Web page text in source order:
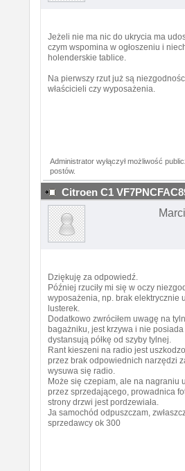
Jeżeli nie ma nic do ukrycia ma
czym wspomina w ogłoszeniu i
holenderskie tablice.
Na pierwszy rzut już są
właścicieli czy wyposażenia.
Administrator wyłączył możliwość
postów.
Citroen C1
Dziękuję za odpowiedź.
Później rzuciły mi się w oczy
wyposażenia, np. brak elektrycznie
lusterek.
Dodatkowo zwróciłem uwagę na
bagażniku, jest krzywa i nie posiada
dystansują półkę od szyby tylnej.
Rant kieszeni na radio jest
przez brak odpowiednich narzędzi
wysuwa się radio.
Może się czepiam, ale na nagraniu
przez sprzedającego, prowadnica
strony drzwi jest pordzewiała.
Ja samochód odpuszczam,
sprzedawcy ok 300